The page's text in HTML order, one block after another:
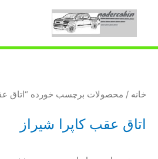
خانه / محصولات برچسب خورده “اتاق
اتاق عقب كاپرا شيراز